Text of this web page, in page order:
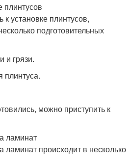
плинтусов
установке плинтусов,
подготовительных
и грязи.
плинтуса.
можно приступить к
ламинат
ламинат происходит в несколько